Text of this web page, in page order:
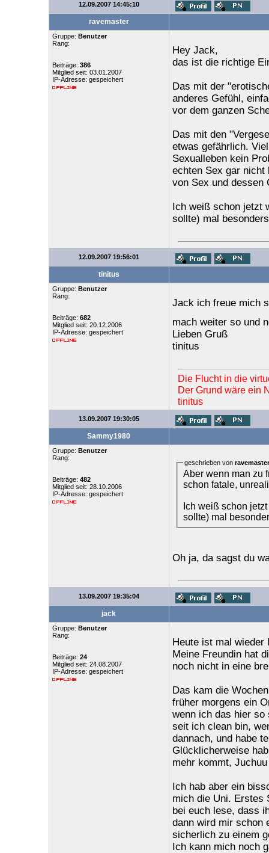
12.09.2007 14:45:10
ravemaster
Gruppe: Benutzer
Rang:
Beiträge: 386
Mitglied seit: 03.01.2007
IP-Adresse: gespeichert
Hey Jack,
das ist die richtige
Das mit der
anderes Gefühl,
vor dem ganzen
Das mit den
etwas gefährlich.
Sexualleben kein
echten Sex gar nicht
von Sex und dessen
Ich weiß schon jetzt
sollte) mal
12.09.2007 19:56:01
tinitus
Gruppe: Benutzer
Rang:
Beiträge: 682
Mitglied seit: 20.12.2006
IP-Adresse: gespeichert
Jack ich freue mich
mach weiter so und
Lieben Gruß
tinitus
Die Flucht in die
Der Grund wäre ein
tinitus
13.09.2007 19:30:05
Sammy1980
Gruppe: Benutzer
Rang:
Beiträge: 482
Mitglied seit: 28.10.2006
IP-Adresse: gespeichert
geschrieben von ravemaster
Aber wenn man zu
schon fatale,
Ich weiß schon
sollte) mal
Oh ja, da sagst du
13.09.2007 19:35:04
jack
Gruppe: Benutzer
Rang:
Beiträge: 24
Mitglied seit: 24.08.2007
IP-Adresse: gespeichert
Heute ist mal wieder
Meine Freundin hat
noch nicht in eine
Das kam die
früher morgens ein
wenn ich das hier so
seit ich clean bin,
dannach, und habe
Glücklicherweise
mehr kommt,
Ich hab aber ein
mich die Uni. Erstes
bei euch lese, dass
dann wird mir schon
sicherlich zu einem
Ich kann mich noch